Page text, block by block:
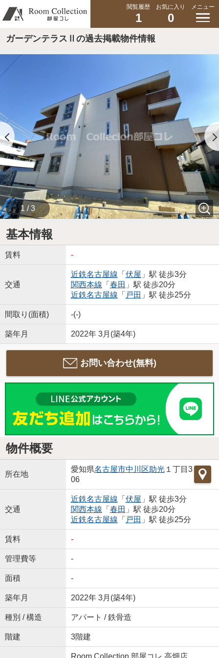
閲覧履歴
1
お気に入り
0
メニュー
ガーデンテラスⅡの過去掲載物件情報
1 / 3
基本情報
賃料 -
交通
近鉄名古屋線 「 伏屋 」駅 徒歩3分
関西本線 「 春田 」駅 徒歩20分
近鉄名古屋線 「 戸田 」駅 徒歩25分
間取り(面積) -(-)
築年月 2022年 3月(築4年)
お問い合わせ(無料)
物件概要
所在地
愛知県名古屋市中川区助光１丁目3
06
交通
近鉄名古屋線 「 伏屋 」駅 徒歩3分
関西本線 「 春田 」駅 徒歩20分
近鉄名古屋線 「 戸田 」駅 徒歩25分
賃料 -
管理費等 -
面積 -
築年月 2022年 3月(築4年)
種別 / 構造 アパート / 鉄骨造
階建 3階建
Room Collection 部屋コレ 高畑店